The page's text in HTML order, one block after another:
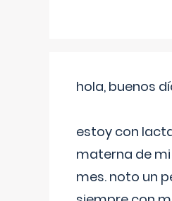
hola, buenos
estoy con
materna de mi
mes. noto un